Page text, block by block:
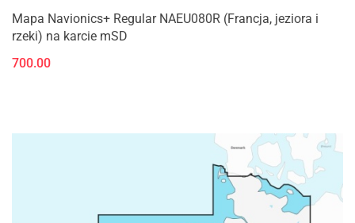
Mapa Navionics+ Regular NAEU080R (Francja, jeziora i
rzeki) na karcie mSD
700.00